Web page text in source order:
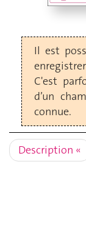
Il est
C'est
d’un
connue.
Description